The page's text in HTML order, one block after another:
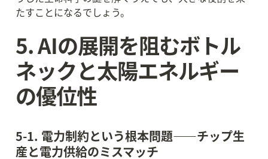
たすことになるでしょう。
5. AIの展開を阻むボトル
ネックと太陽エネルギー
の優位性
5-1. 電力制約という根本問題——チップ生
産と電力供給のミスマッチ